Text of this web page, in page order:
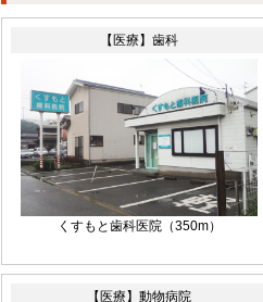
【医療】歯科
くすもと歯科医院（350m）
【医療】動物病院